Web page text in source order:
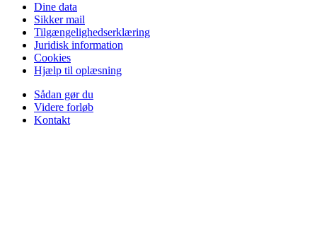
Dine data
Sikker mail
Tilgængelighedserklæring
Juridisk information
Cookies
Hjælp til oplæsning
Sådan gør du
Videre forløb
Kontakt